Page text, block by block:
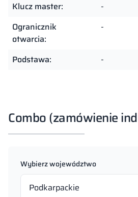
Klucz master:
-
Ogranicznik
otwarcia:
-
Podstawa: -
Combo (zamówienie
Wybierz województwo
Podkarpackie